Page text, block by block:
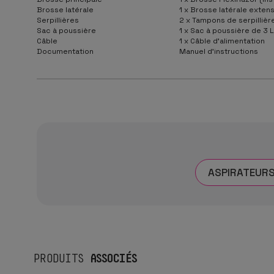
Brosse latérale
1 x Brosse latérale
Serpillières
2 x Tampons de
Sac à poussière
1 x Sac à poussière de 3 L
Câble
1 x Câble d’alimentation
Documentation
Manuel d’instructions
PRODUITS ASSOCIÉS